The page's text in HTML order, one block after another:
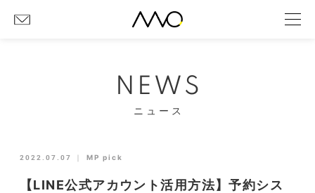
NEWS
ニュース
2022.07.07 ｜ MP pick
【LINE公式アカウント活用方法】予約シス